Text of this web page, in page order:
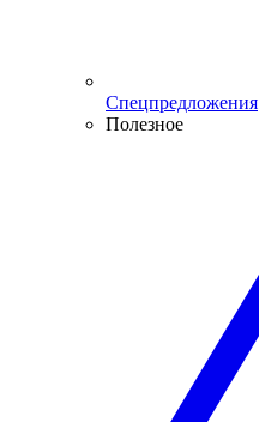
Спецпредложения
Полезное